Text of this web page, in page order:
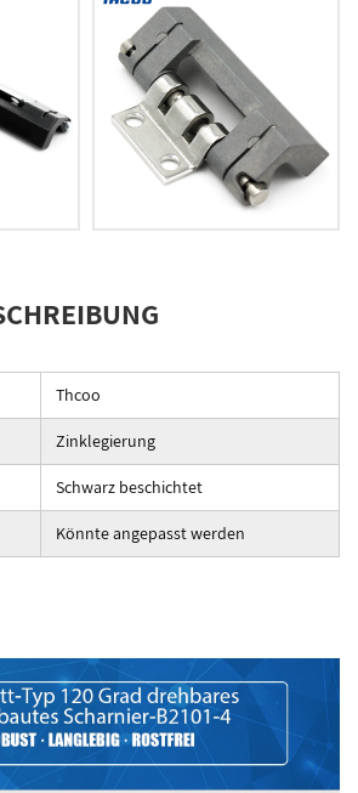
Thcoo
Zinklegierung
Schwarz beschichtet
Könnte angepasst werden